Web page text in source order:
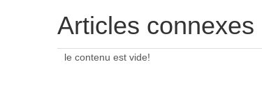
Articles connexes
le contenu est vide!